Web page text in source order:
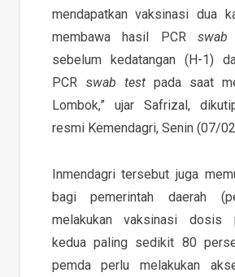
mendapatkan vaksinasi dua
membawa hasil PCR
sebelum kedatangan (H-1)
PCR swab testpada saat
Lombok,” ujar Safrizal,
resmi Kemendagri, Senin (07/
Inmendagri tersebut juga
bagi pemerintah daerah
melakukan vaksinasi dosis
kedua paling sedikit 80
pemda perlu melakukan